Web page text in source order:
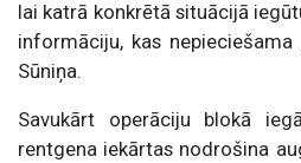
lai katrā konkrētā situācijā
informāciju, kas
Sūniņa.
Savukārt operāciju blokā
rentgena iekārtas nodrošina